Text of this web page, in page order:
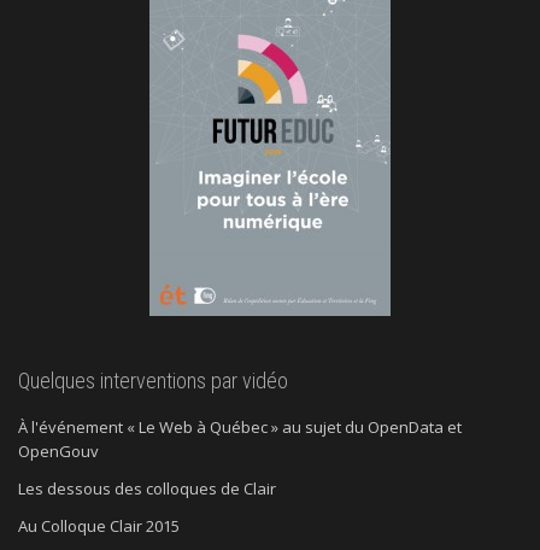
Quelques interventions par vidéo
À l'événement « Le Web à Québec » au sujet du OpenData et
OpenGouv
Les dessous des colloques de Clair
Au Colloque Clair 2015